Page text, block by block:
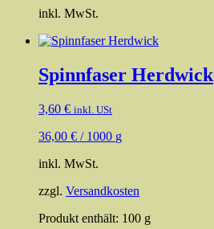
inkl. MwSt.
Spinnfaser Herdwick
3,60 € inkl. USt
36,00 € / 1000 g
inkl. MwSt.
zzgl. Versandkosten
Produkt enthält: 100 g